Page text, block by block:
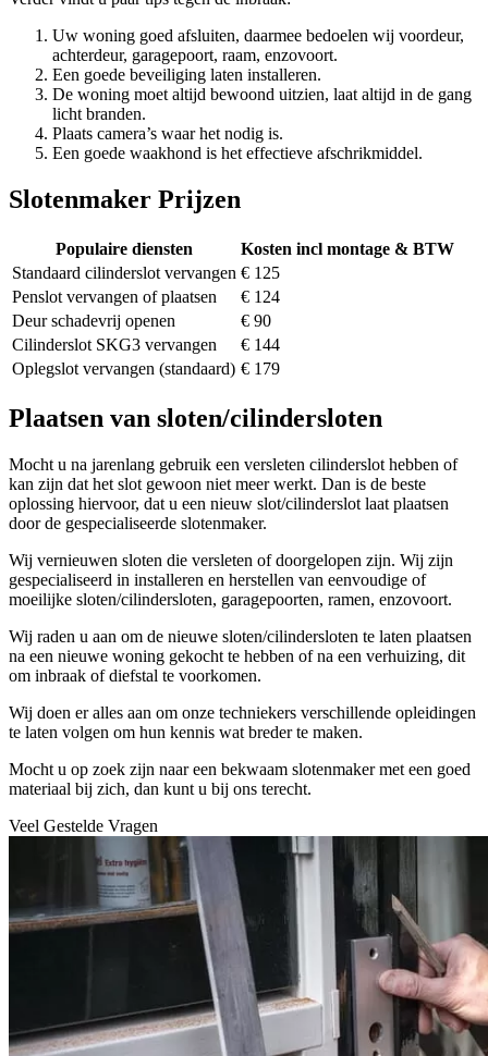
Uw woning goed afsluiten, daarmee bedoelen wij voordeur,
achterdeur, garagepoort, raam, enzovoort.
Een goede beveiliging laten installeren.
De woning moet altijd bewoond uitzien, laat altijd in de gang
licht branden.
Plaats camera’s waar het nodig is.
Een goede waakhond is het effectieve afschrikmiddel.
Slotenmaker Prijzen
Populaire diensten
Kosten incl montage & BTW
Standaard cilinderslot vervangen € 125
Penslot vervangen of plaatsen
€ 124
Deur schadevrij openen
€ 90
Cilinderslot SKG3 vervangen
€ 144
Oplegslot vervangen (standaard) € 179
Plaatsen van sloten/cilindersloten
Mocht u na jarenlang gebruik een versleten cilinderslot hebben of
kan zijn dat het slot gewoon niet meer werkt. Dan is de beste
oplossing hiervoor, dat u een nieuw slot/cilinderslot laat plaatsen
door de gespecialiseerde slotenmaker.
Wij vernieuwen sloten die versleten of doorgelopen zijn. Wij zijn
gespecialiseerd in installeren en herstellen van eenvoudige of
moeilijke sloten/cilindersloten, garagepoorten, ramen, enzovoort.
Wij raden u aan om de nieuwe sloten/cilindersloten te laten plaatsen
na een nieuwe woning gekocht te hebben of na een verhuizing, dit
om inbraak of diefstal te voorkomen.
Wij doen er alles aan om onze techniekers verschillende opleidingen
te laten volgen om hun kennis wat breder te maken.
Mocht u op zoek zijn naar een bekwaam slotenmaker met een goed
materiaal bij zich, dan kunt u bij ons terecht.
Veel Gestelde Vragen